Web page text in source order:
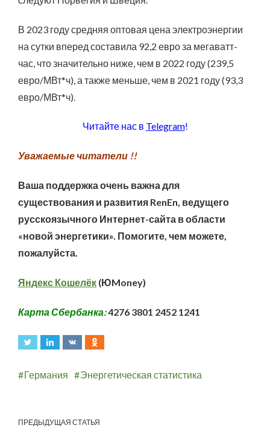
В 2023 году средняя оптовая цена электроэнергии
на сутки вперед составила 92,2 евро за мегаватт-
час, что значительно ниже, чем в 2022 году (239,5
евро/МВт*ч), а также меньше, чем в 2021 году (93,3
евро/МВт*ч).
Читайте нас в Telegram!
Уважаемые читатели !!
Ваша поддержка очень важна для
существования и развития RenEn, ведущего
русскоязычного Интернет-сайта в области
«новой энергетики». Помогите, чем можете,
пожалуйста.
Яндекс Кошелёк (ЮMoney)
Карта Сбербанка:4276 3801 2452 1241
Германия Энергетическая статистика
ПРЕДЫДУЩАЯ СТАТЬЯ